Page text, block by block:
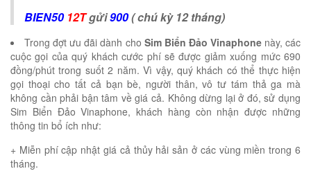
BIEN50 12Tgửi900( chú kỳ 12 tháng)
Trong đợt ưu đãi dành cho Sim Biển Đảo Vinaphonenày, các
cuộc gọi của quý khách cước phí sẽ được giảm xuống mức 690
đồng/phút trong suốt 2 năm. Vì vậy, quý khách có thể thực hiện
gọi thoại cho tất cả bạn bè, người thân, vô tư tám thả ga mà
không cần phải bận tâm về giá cả. Không dừng lại ở đó, sử dụng
Sim Biển Đảo Vinaphone, khách hàng còn nhận được những
thông tin bổ ích như:
+ Miễn phí cập nhật giá cả thủy hải sản ở các vùng miền trong 6
tháng.